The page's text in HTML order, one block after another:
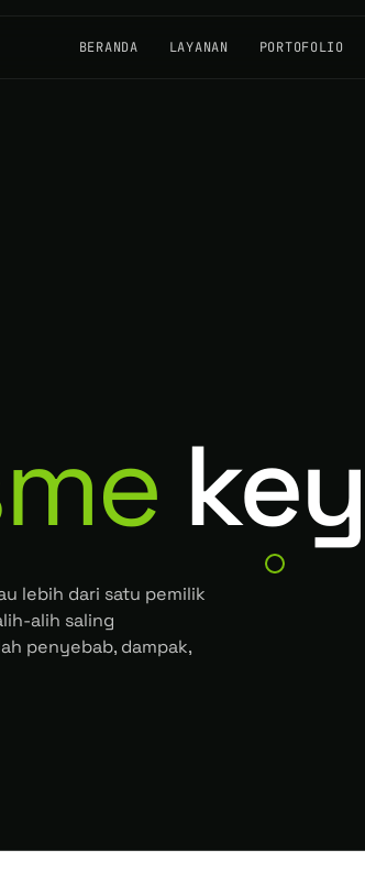
BERANDA LAYANAN PORTOFOLIO
lebih dari satu pemilik
alih saling
penyebab, dampak,